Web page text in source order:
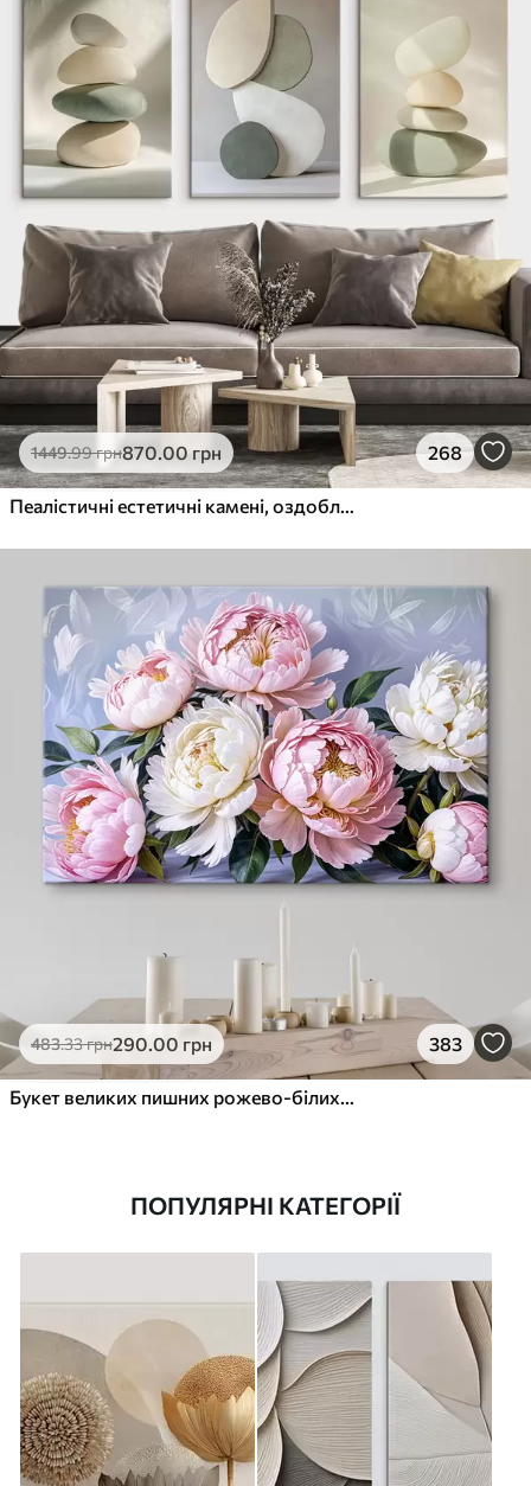
1449.99грн870.00 грн 268
Пеалістичні естетичні камені, оздоблення будинку, природне освітлення
483.33грн290.00 грн 383
Букет великих пишних рожево-білих квітів півонії із зеленим листям на м’якому розмитому фоні
ПОПУЛЯРНІ КАТЕГОРІЇ